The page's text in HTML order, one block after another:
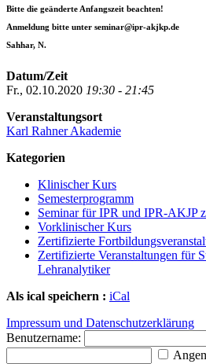
Bitte die geänderte Anfangszeit beachten!
Anmeldung bitte unter seminar@ipr-akjkp.de
Sahhar, N.
Datum/Zeit
Fr., 02.10.2020 19:30 - 21:45
Veranstaltungsort
Karl Rahner Akademie
Kategorien
Klinischer Kurs
Semesterprogramm
Seminar für IPR und IPR-AKJP
Vorklinischer Kurs
Zertifizierte
Zertifizierte Veranstaltungen für
Lehranalytiker
Als ical speichern : iCal
Impressum und Datenschutzerklärung
Benutzername: